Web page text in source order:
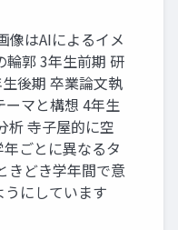
像はAIによるイメ
輪郭 3年生前期 研
後期 卒業論文執
マと構想 4年生
析 寺子屋的に空
ごとに異なるタ
きどき学年間で意
うにしています